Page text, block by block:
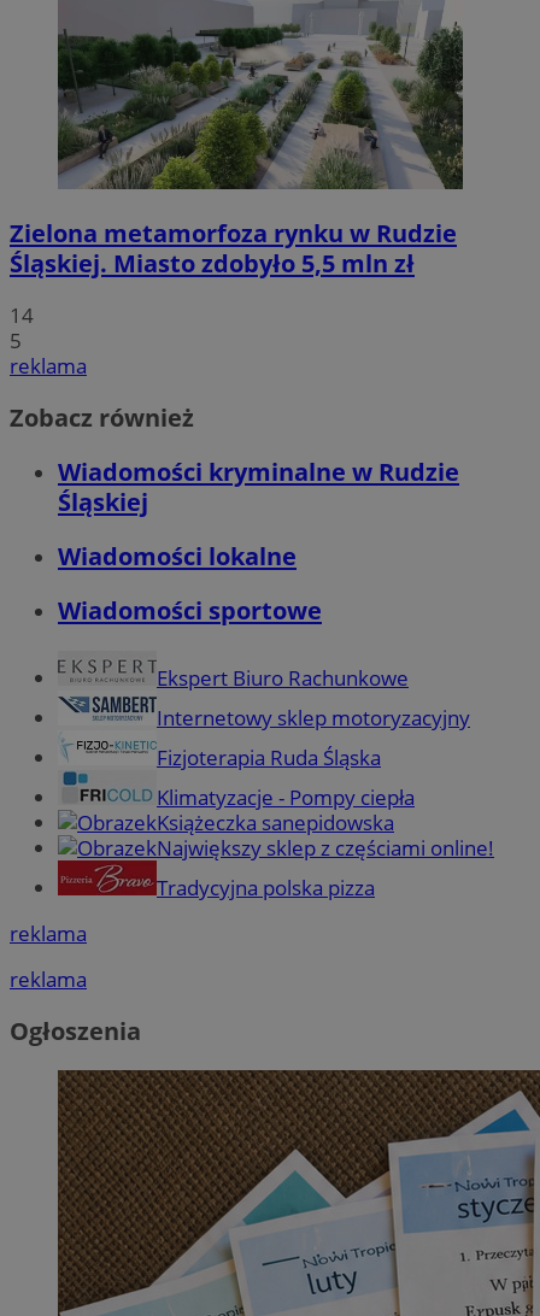
Zielona metamorfoza rynku w Rudzie
Śląskiej. Miasto zdobyło 5,5 mln zł
14
5
reklama
Zobacz również
Wiadomości kryminalne w Rudzie
Śląskiej
Wiadomości lokalne
Wiadomości sportowe
Ekspert Biuro Rachunkowe
Internetowy sklep motoryzacyjny
Fizjoterapia Ruda Śląska
Klimatyzacje - Pompy ciepła
Książeczka sanepidowska
Największy sklep z częściami online!
Tradycyjna polska pizza
reklama
reklama
Ogłoszenia